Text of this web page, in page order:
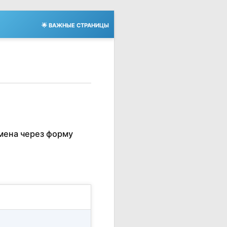
🌟 ВАЖНЫЕ СТРАНИЦЫ
через форму